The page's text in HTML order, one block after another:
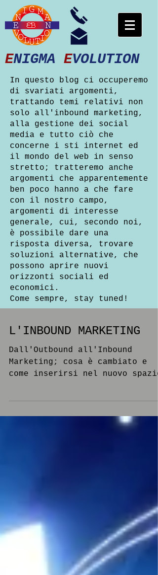
ENIGMA EVOLUTION
In questo blog ci occuperemo
di svariati argomenti,
trattando temi relativi non
solo all'inbound marketing,
alla gestione dei social
media e tutto ciò che
concerne i sti internet ed
il mondo del web in senso
stretto; tratteremo anche
argomenti che apparentemente
ben poco hanno a che fare
con il nostro campo,
argomenti di interesse
generale, cui, secondo noi,
è possibile dare una
risposta diversa, trovare
soluzioni alternative, che
possono aprire nuovi
orizzonti sociali ed
economici.
Come sempre, stay tuned!
L'INBOUND MARKETING
Dall'Outbound all'Inbound
Marketing; cosa è cambiato e
come inserirsi nel nuovo spazio